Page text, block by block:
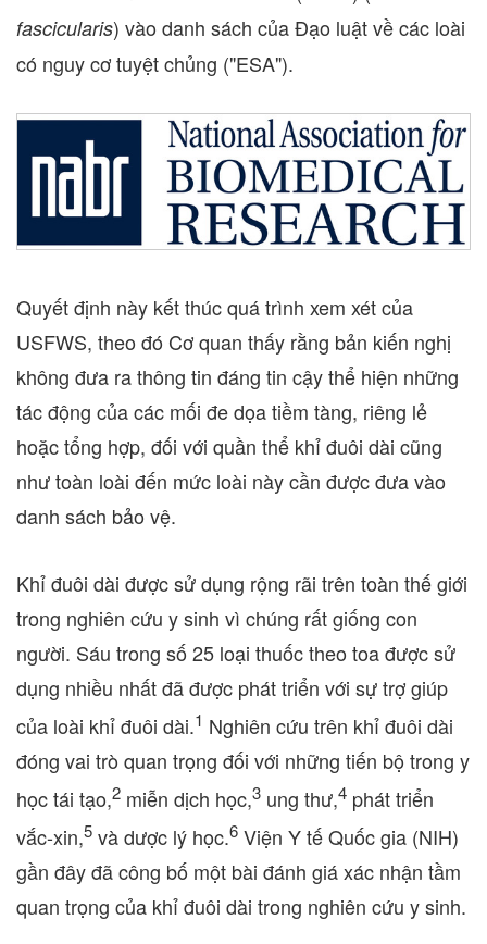
fascicularis) vào danh sách của Đạo luật về các loài
có nguy cơ tuyệt chủng ("ESA").
Quyết định này kết thúc quá trình xem xét của
USFWS, theo đó Cơ quan thấy rằng bản kiến nghị
không đưa ra thông tin đáng tin cậy thể hiện những
tác động của các mối đe dọa tiềm tàng, riêng lẻ
hoặc tổng hợp, đối với quần thể khỉ đuôi dài cũng
như toàn loài đến mức loài này cần được đưa vào
danh sách bảo vệ.
Khỉ đuôi dài được sử dụng rộng rãi trên toàn thế giới
trong nghiên cứu y sinh vì chúng rất giống con
người. Sáu trong số 25 loại thuốc theo toa được sử
dụng nhiều nhất đã được phát triển với sự trợ giúp
của loài khỉ đuôi dài.1 Nghiên cứu trên khỉ đuôi dài
đóng vai trò quan trọng đối với những tiến bộ trong y
học tái tạo,2 miễn dịch học,3 ung thư,4 phát triển
vắc-xin,5 và dược lý học.6 Viện Y tế Quốc gia (NIH)
gần đây đã công bố một bài đánh giá xác nhận tầm
quan trọng của khỉ đuôi dài trong nghiên cứu y sinh.